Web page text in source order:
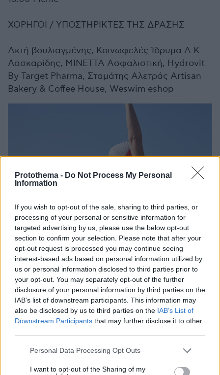
Protothema - Do Not Process My Personal
Information
If you wish to opt-out of the sale, sharing to third parties, or
processing of your personal or sensitive information for
targeted advertising by us, please use the below opt-out
section to confirm your selection. Please note that after your
opt-out request is processed you may continue seeing
interest-based ads based on personal information utilized by
us or personal information disclosed to third parties prior to
your opt-out. You may separately opt-out of the further
disclosure of your personal information by third parties on the
IAB’s list of downstream participants. This information may
also be disclosed by us to third parties on the IAB’s List of
Downstream Participants that may further disclose it to other
Please note that this website/app uses one or more Google
not limited to your visit or usage behaviour. You may click to
Personal Data Processing Opt Outs
I want to opt-out of the Sharing of my
ΧΟΡΗΓΟΙ / ΥΠΟΣΤΗΡΙΚΤΕΣ ΤΗΣ ΔΡΑΣΗΣ
Ακτή βουλιαγμένης, Κοινωφελές Ίδρυμα Α Κ
Λασκαρίδης, ΜΙΝΕΤΤΑ Ασφαλιστική, Hydrovit
By Target Pharma, Σταμάτης Αλετράς Artisan
Bakery & Coffee House, Weswim eshop